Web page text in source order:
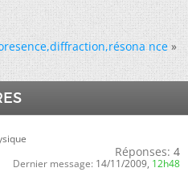
nce »
Réponses: 4
Dernier message: 14/11/2009, 12h48